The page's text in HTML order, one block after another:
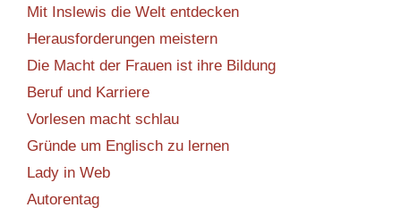
Mit Inslewis die Welt entdecken
Herausforderungen meistern
Die Macht der Frauen ist ihre Bildung
Beruf und Karriere
Vorlesen macht schlau
Gründe um Englisch zu lernen
Lady in Web
Autorentag